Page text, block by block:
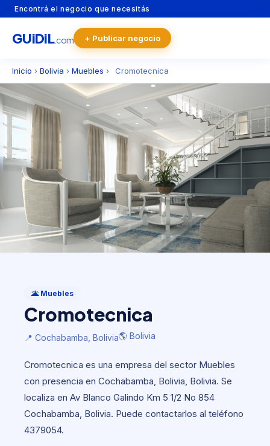
Encontrá el negocio que necesitás
GUiDiL.com + Publicar negocio
Inicio › Bolivia › Muebles › Cromotecnica
Cromotecnica
📍 Cochabamba, Bolivia🌎 Bolivia
🌋 Muebles
Cromotecnica
📍 Cochabamba, Bolivia🌎 Bolivia
Cromotecnica es una empresa del sector Muebles
con presencia en Cochabamba, Bolivia, Bolivia. Se
localiza en Av Blanco Galindo Km 5 1/2 No 854
Cochabamba, Bolivia. Puede contactarlos al teléfono
4379054.